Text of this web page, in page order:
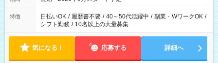
特徴 日払いOK / 履歴書不要 / 40～50代活躍中 / 副業・WワークOK /
シフト勤務 / 10名以上の大量募集
気になる！ 応募する 詳細へ